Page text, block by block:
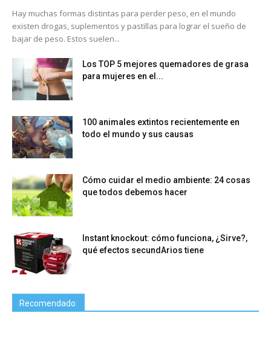
Hay muchas formas distintas para perder peso, en el mundo
existen drogas, suplementos y pastillas para lograr el sueño de
bajar de peso. Estos suelen...
Los TOP 5 mejores quemadores de grasa
para mujeres en el...
100 animales extintos recientemente en
todo el mundo y sus causas
Cómo cuidar el medio ambiente: 24 cosas
que todos debemos hacer
Instant knockout: cómo funciona, ¿Sirve?,
qué efectos secundArios tiene
Recomendado: